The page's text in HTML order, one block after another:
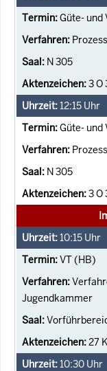
Güte-
N 305
3 O
12:15 Uhr
Güte-
N 305
3
10:15 Uhr
VT (HB)
Jugendkammer
27
10:30 Uhr